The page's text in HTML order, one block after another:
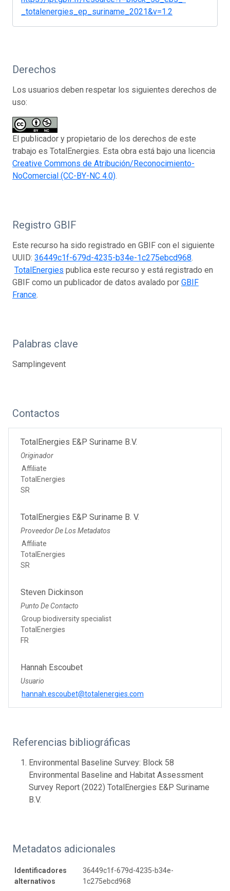
_totalenergies_ep_suriname_2021&v=1.2
Derechos
Los usuarios deben respetar los siguientes derechos de
uso:
El publicador y propietario de los derechos de este
trabajo es TotalEnergies. Esta obra está bajo una licencia
Creative Commons de Atribución/Reconocimiento-
NoComercial (CC-BY-NC 4.0).
Registro GBIF
Este recurso ha sido registrado en GBIF con el siguiente
UUID: 36449c1f-679d-4235-b34e-1c275ebcd968.
TotalEnergies publica este recurso y está registrado en
GBIF como un publicador de datos avalado por GBIF
France.
Palabras clave
Samplingevent
Contactos
TotalEnergies E&P Suriname B.V.
Originador
Affiliate
TotalEnergies
SR
TotalEnergies E&P Suriname B. V.
Proveedor De Los Metadatos
Affiliate
TotalEnergies
SR
Steven Dickinson
Punto De Contacto
Group biodiversity specialist
TotalEnergies
FR
Hannah Escoubet
Usuario
hannah.escoubet@totalenergies.com
Referencias bibliográficas
Environmental Baseline Survey: Block 58
Environmental Baseline and Habitat Assessment
Survey Report (2022) TotalEnergies E&P Suriname
B.V.
Metadatos adicionales
Identificadores
alternativos
36449c1f-679d-4235-b34e-
1c275ebcd968